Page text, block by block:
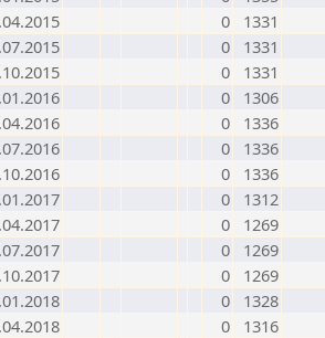
0
1331
0
1331
0
1331
0
1306
0
1336
0
1336
0
1336
0
1312
0
1269
0
1269
0
1269
0
1328
0
1316